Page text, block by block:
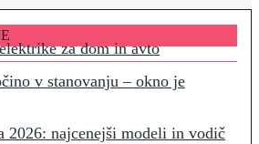
za dom in avto
v stanovanju – okno je
2026: najcenejši modeli in vodič